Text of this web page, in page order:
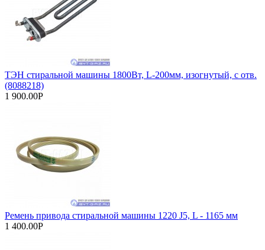
ТЭН стиральной машины 1800Вт, L-200мм, изогнутый, с отв.
(8088218)
1 900.00Р
Ремень привода стиральной машины 1220 J5, L - 1165 мм
1 400.00Р